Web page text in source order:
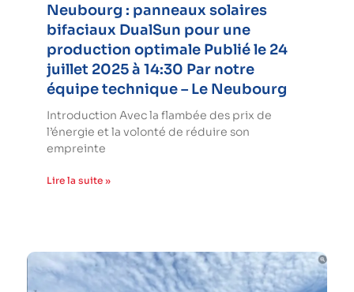
Neubourg : panneaux solaires
bifaciaux DualSun pour une
production optimale Publié le 24
juillet 2025 à 14:30 Par notre
équipe technique – Le Neubourg
Introduction Avec la flambée des prix de
l’énergie et la volonté de réduire son
empreinte
Lire la suite »